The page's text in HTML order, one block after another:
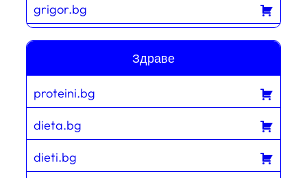
grigor.bg
Здраве
proteini.bg
dieta.bg
dieti.bg